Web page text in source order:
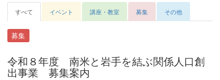
すべて イベント 講座・教室 募集 その他
募集
令和８年度 南米と岩手を結ぶ関係人口創
出事業 募集案内